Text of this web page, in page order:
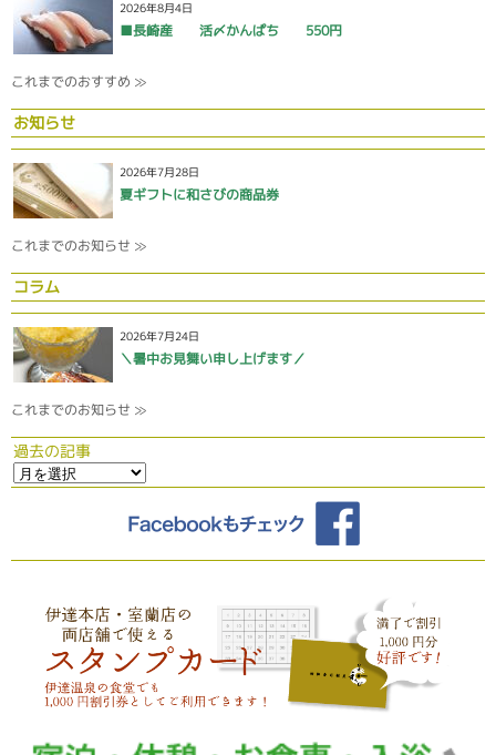
2026年8月4日
■長崎産 活〆かんぱち 550円
これまでのおすすめ ≫
お知らせ
2026年7月28日
夏ギフトに和さびの商品券
これまでのお知らせ ≫
コラム
2026年7月24日
＼暑中お見舞い申し上げます／
これまでのお知らせ ≫
過去の記事